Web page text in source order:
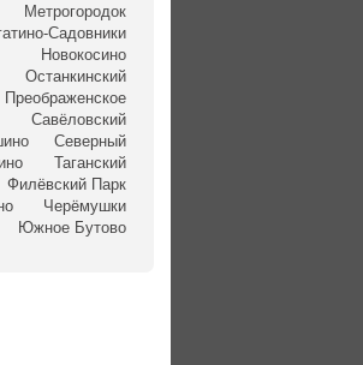
Метрогородок
Садовники
Новокосино
Останкинский
Преображенское
Савёловский
Северный
Таганский
Филёвский Парк
Черёмушки
Южное Бутово